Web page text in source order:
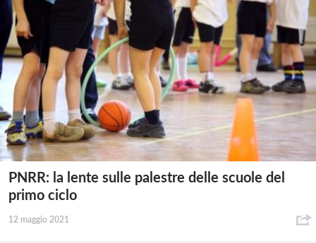
PNRR: la lente sulle palestre delle scuole del
primo ciclo
12 maggio 2021